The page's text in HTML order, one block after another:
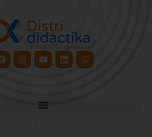
FacebookInstagram
YoutubeLinkedinWhatsapp